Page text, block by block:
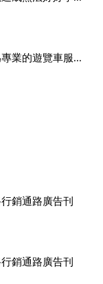
業的遊覽車服...
銷通路廣告刊
惠中....
銷通路廣告刊
惠中....